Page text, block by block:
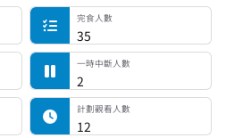
完食人數
35
一時中斷人數
2
計劃觀看人數
12